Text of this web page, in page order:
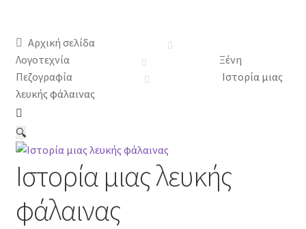
Κατηγορίες Βιβλίων
Συχνές Ερωτήσεις
Επικοινωνία
Αρχική σελίδα
Λογοτεχνία
Ξένη
Πεζογραφία
Ιστορία μιας
λευκής φάλαινας
🔍
Ιστορία μιας λευκής
φάλαινας